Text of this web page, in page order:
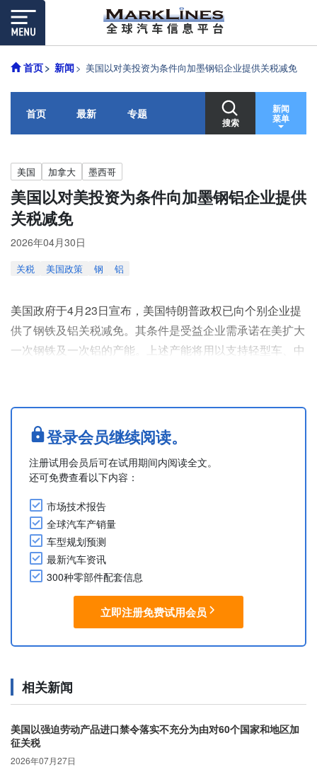
首页 新闻 美国以对美投资为条件向加墨钢铝企业提供关税减免
首页 最新 专题
搜索
新闻
菜单
美国 加拿大 墨西哥
美国以对美投资为条件向加墨钢铝企业提供
关税减免
2026年04月30日
关税 美国政策 钢 铝
美国政府于4月23日宣布，美国特朗普政权已向个别企业提
供了钢铁及铝关税减免。其条件是受益企业需承诺在美扩大
一次钢铁及一次铝的产能。上述产能将用以支持轻型车、中
员认证的文件，并说明该企业位于加拿大或墨西哥的钢铁或
铝材现有生产基地、数量、产品种类及计划供货的美国汽车
制造商。
此外，还需提交的信息包括：拟建项目的选址、当前进度安
登录会员继续阅读。
注册试用会员后可在试用期间内阅读全文。
还可免费查看以下内容：
市场技术报告
全球汽车产销量
车型规划预测
最新汽车资讯
300种零部件配套信息
立即注册免费试用会员
相关新闻
美国以强迫劳动产品进口禁令落实不充分为由对60个国家和地区加
征关税
2026年07月27日